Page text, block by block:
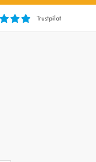
Trustpilot